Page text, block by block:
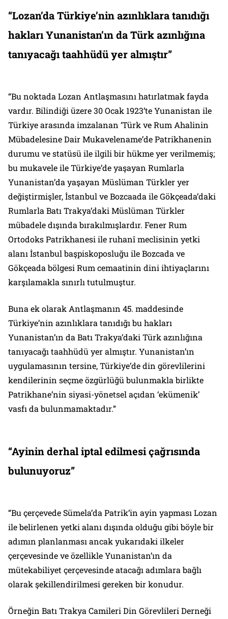
“Lozan’da Türkiye’nin azınlıklara tanıdığı
hakları Yunanistan’ın da Türk azınlığına
tanıyacağı taahhüdü yer almıştır”
“Bu noktada Lozan Antlaşmasını hatırlatmak fayda
vardır. Bilindiği üzere 30 Ocak 1923’te Yunanistan ile
Türkiye arasında imzalanan ‘Türk ve Rum Ahalinin
Mübadelesine Dair Mukavelename’de Patrikhanenin
durumu ve statüsü ile ilgili bir hükme yer verilmemiş;
bu mukavele ile Türkiye’de yaşayan Rumlarla
Yunanistan’da yaşayan Müslüman Türkler yer
değiştirmişler, İstanbul ve Bozcaada ile Gökçeada’daki
Rumlarla Batı Trakya’daki Müslüman Türkler
mübadele dışında bırakılmışlardır. Fener Rum
Ortodoks Patrikhanesi ile ruhanî meclisinin yetki
alanı İstanbul başpiskoposluğu ile Bozcada ve
Gökçeada bölgesi Rum cemaatinin dini ihtiyaçlarını
karşılamakla sınırlı tutulmuştur.
Buna ek olarak Antlaşmanın 45. maddesinde
Türkiye’nin azınlıklara tanıdığı bu hakları
Yunanistan’ın da Batı Trakya’daki Türk azınlığına
tanıyacağı taahhüdü yer almıştır. Yunanistan’ın
uygulamasının tersine, Türkiye’de din görevlilerini
kendilerinin seçme özgürlüğü bulunmakla birlikte
Patrikhane’nin siyasi-yönetsel açıdan ‘ekümenik’
vasfı da bulunmamaktadır.”
“Ayinin derhal iptal edilmesi çağrısında
bulunuyoruz”
“Bu çerçevede Sümela’da Patrik’in ayin yapması Lozan
ile belirlenen yetki alanı dışında olduğu gibi böyle bir
adımın planlanması ancak yukarıdaki ilkeler
çerçevesinde ve özellikle Yunanistan’ın da
mütekabiliyet çerçevesinde atacağı adımlara bağlı
olarak şekillendirilmesi gereken bir konudur.
Örneğin Batı Trakya Camileri Din Görevlileri Derneği